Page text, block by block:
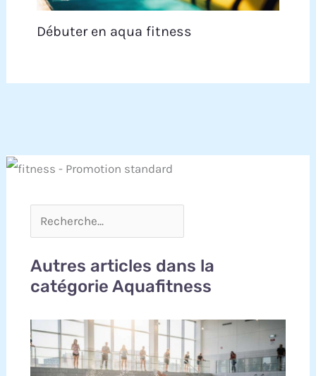
Débuter en aqua fitness
Autres articles dans la
catégorie Aquafitness